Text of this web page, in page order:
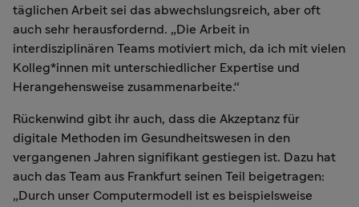
täglichen Arbeit sei das abwechslungsreich, aber oft
auch sehr herausfordernd. „Die Arbeit in
interdisziplinären Teams motiviert mich, da ich mit vielen
Kolleg*innen mit unterschiedlicher Expertise und
Herangehensweise zusammenarbeite.“
Rückenwind gibt ihr auch, dass die Akzeptanz für
digitale Methoden im Gesundheitswesen in den
vergangenen Jahren signifikant gestiegen ist. Dazu hat
auch das Team aus Frankfurt seinen Teil beigetragen:
„Durch unser Computermodell ist es beispielsweise